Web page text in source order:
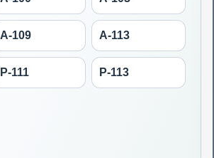
А-109 А-113
Р-111 Р-113